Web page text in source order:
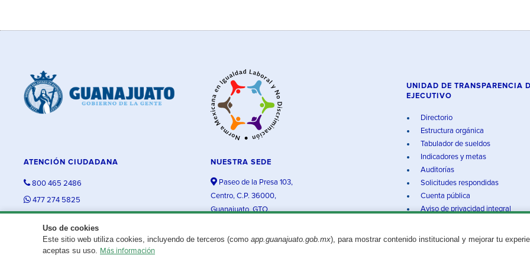
Uso de cookies
Este sitio web utiliza cookies, incluyendo de terceros (como app.guanajuato.gob.mx), para mostrar contenido institucional y mejorar tu
aceptas su uso. Más información
ATENCIÓN CIUDADANA
800 465 2486
477 274 5825
NUESTRA SEDE
Paseo de la Presa 103,
Centro, C.P. 36000,
Guanajuato, GTO.
UNIDAD DE TRANSPARENCIA
EJECUTIVO
Directorio
Estructura orgánica
Tabulador de sueldos
Indicadores y metas
Auditorías
Solicitudes respondidas
Cuenta pública
Aviso de privacidad integral
¿Existe algún problema con esta página?Repórtalo aquí. Aviso legal© 2025 Gobierno del Estado de Guanajuato